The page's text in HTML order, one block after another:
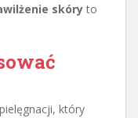
skóry to
który